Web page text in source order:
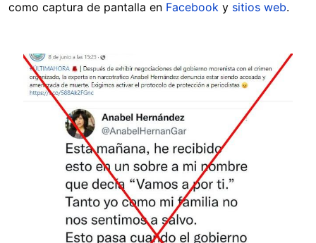
como captura de pantalla en Facebook y sitios web.
Image